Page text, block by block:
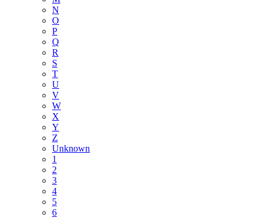
N
O
P
Q
R
S
T
U
V
W
X
Y
Z
Unknown
1
2
3
4
5
6